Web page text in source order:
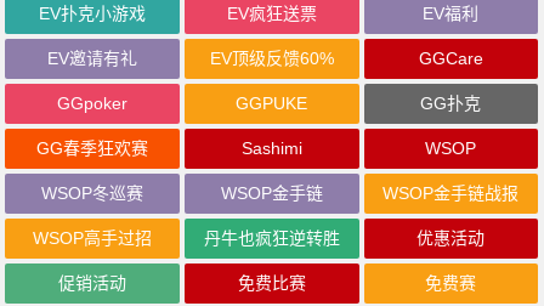
EV扑克小游戏 EV疯狂送票 EV福利
EV邀请有礼 EV顶级反馈60% GGCare
GGpoker GGPUKE GG扑克
GG春季狂欢赛 Sashimi WSOP
WSOP冬巡赛 WSOP金手链 WSOP金手链战报
WSOP高手过招 丹牛也疯狂逆转胜 优惠活动
促销活动 免费比赛 免费赛